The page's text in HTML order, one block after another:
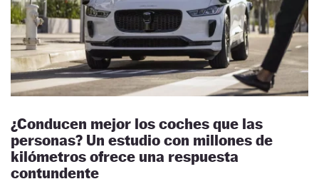
¿Conducen mejor los coches que las
personas? Un estudio con millones de
kilómetros ofrece una respuesta
contundente